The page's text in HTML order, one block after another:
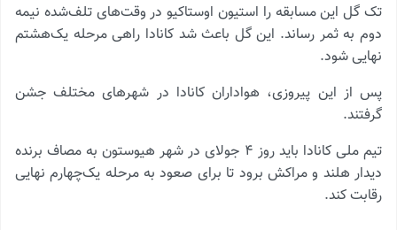
تک‌ گل این مسابقه را استیون اوستاکیو در وقت‌های تلف‌شده نیمه
دوم به ثمر رساند. این گل باعث شد کانادا راهی مرحله یک‌هشتم
نهایی شود.
پس از این پیروزی، هواداران کانادا در شهرهای مختلف جشن
گرفتند.
تیم ملی کانادا باید روز ۴ جولای در شهر هیوستون به مصاف برنده
دیدار هلند و مراکش برود تا برای صعود به مرحله یک‌چهارم نهایی
رقابت کند.